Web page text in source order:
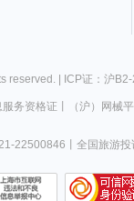
reserved. | ICP证：沪
务资格证 （沪）网械
22500846 全国旅游